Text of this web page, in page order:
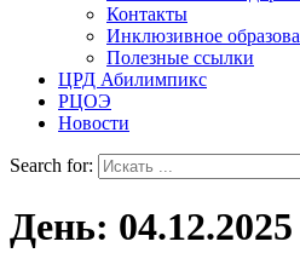
Контакты
Инклюзивное
Полезные ссылки
ЦРД Абилимпикс
РЦОЭ
Новости
Search for:
День: 04.12.2025